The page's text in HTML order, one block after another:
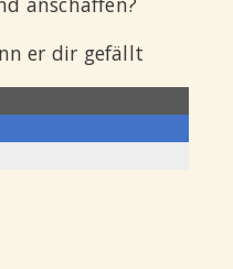
er dir gefällt